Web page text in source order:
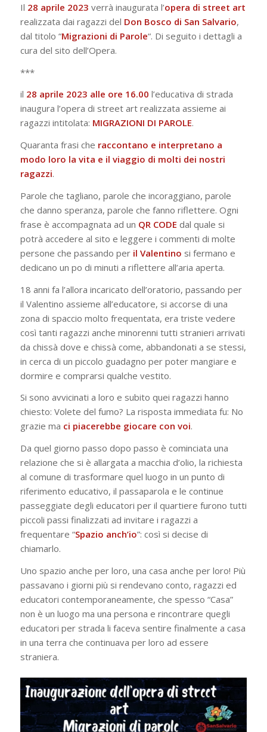
Il 28 aprile 2023 verrà inaugurata l’opera di street art
realizzata dai ragazzi del Don Bosco di San Salvario,
dal titolo “Migrazioni di Parole“. Di seguito i dettagli a
cura del sito dell’Opera.
***
il 28 aprile 2023 alle ore 16.00 l’educativa di strada
inaugura l’opera di street art realizzata assieme ai
ragazzi intitolata: MIGRAZIONI DI PAROLE.
Quaranta frasi che raccontano e interpretano a
modo loro la vita e il viaggio di molti dei nostri
ragazzi.
Parole che tagliano, parole che incoraggiano, parole
che danno speranza, parole che fanno riflettere. Ogni
frase è accompagnata ad un QR CODE dal quale si
potrà accedere al sito e leggere i commenti di molte
persone che passando per il Valentino si fermano e
dedicano un po di minuti a riflettere all’aria aperta.
18 anni fa l’allora incaricato dell’oratorio, passando per
il Valentino assieme all’educatore, si accorse di una
zona di spaccio molto frequentata, era triste vedere
così tanti ragazzi anche minorenni tutti stranieri arrivati
da chissà dove e chissà come, abbandonati a se stessi,
in cerca di un piccolo guadagno per poter mangiare e
dormire e comprarsi qualche vestito.
Si sono avvicinati a loro e subito quei ragazzi hanno
chiesto: Volete del fumo? La risposta immediata fu: No
grazie ma ci piacerebbe giocare con voi.
Da quel giorno passo dopo passo è cominciata una
relazione che si è allargata a macchia d’olio, la richiesta
al comune di trasformare quel luogo in un punto di
riferimento educativo, il passaparola e le continue
passeggiate degli educatori per il quartiere furono tutti
piccoli passi finalizzati ad invitare i ragazzi a
frequentare “Spazio anch’io”: così si decise di
chiamarlo.
Uno spazio anche per loro, una casa anche per loro! Più
passavano i giorni più si rendevano conto, ragazzi ed
educatori contemporaneamente, che spesso “Casa”
non è un luogo ma una persona e rincontrare quegli
educatori per strada li faceva sentire finalmente a casa
in una terra che continuava per loro ad essere
straniera.